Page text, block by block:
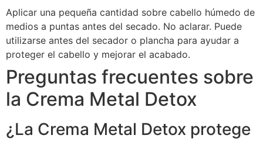
Aplicar una pequeña cantidad sobre cabello húmedo de
medios a puntas antes del secado. No aclarar. Puede
utilizarse antes del secador o plancha para ayudar a
proteger el cabello y mejorar el acabado.
Preguntas frecuentes sobre
la Crema Metal Detox
¿La Crema Metal Detox protege